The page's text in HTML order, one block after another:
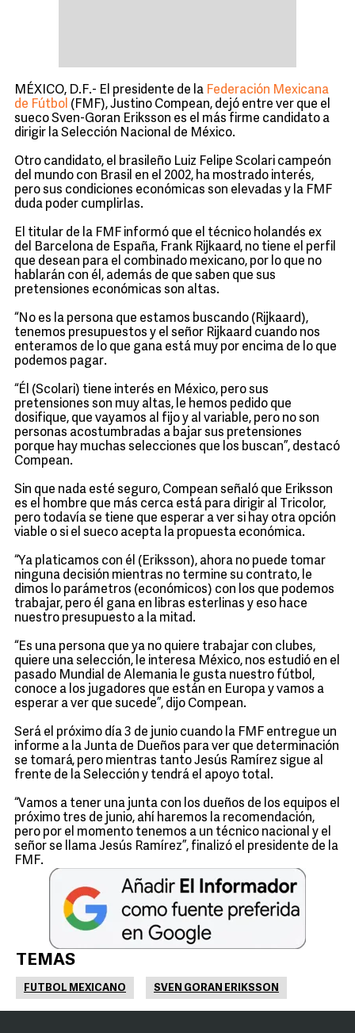
MÉXICO, D.F.- El presidente de la Federación Mexicana
de Fútbol (FMF), Justino Compean, dejó entre ver que el
sueco Sven-Goran Eriksson es el más firme candidato a
dirigir la Selección Nacional de México.
Otro candidato, el brasileño Luiz Felipe Scolari campeón
del mundo con Brasil en el 2002, ha mostrado interés,
pero sus condiciones económicas son elevadas y la FMF
duda poder cumplirlas.
El titular de la FMF informó que el técnico holandés ex
del Barcelona de España, Frank Rijkaard, no tiene el perfil
que desean para el combinado mexicano, por lo que no
hablarán con él, además de que saben que sus
pretensiones económicas son altas.
“No es la persona que estamos buscando (Rijkaard),
tenemos presupuestos y el señor Rijkaard cuando nos
enteramos de lo que gana está muy por encima de lo que
podemos pagar.
“Él (Scolari) tiene interés en México, pero sus
pretensiones son muy altas, le hemos pedido que
dosifique, que vayamos al fijo y al variable, pero no son
personas acostumbradas a bajar sus pretensiones
porque hay muchas selecciones que los buscan”, destacó
Compean.
Sin que nada esté seguro, Compean señaló que Eriksson
es el hombre que más cerca está para dirigir al Tricolor,
pero todavía se tiene que esperar a ver si hay otra opción
viable o si el sueco acepta la propuesta económica.
“Ya platicamos con él (Eriksson), ahora no puede tomar
ninguna decisión mientras no termine su contrato, le
dimos lo parámetros (económicos) con los que podemos
trabajar, pero él gana en libras esterlinas y eso hace
nuestro presupuesto a la mitad.
“Es una persona que ya no quiere trabajar con clubes,
quiere una selección, le interesa México, nos estudió en el
pasado Mundial de Alemania le gusta nuestro fútbol,
conoce a los jugadores que están en Europa y vamos a
esperar a ver que sucede”, dijo Compean.
Será el próximo día 3 de junio cuando la FMF entregue un
informe a la Junta de Dueños para ver que determinación
se tomará, pero mientras tanto Jesús Ramírez sigue al
frente de la Selección y tendrá el apoyo total.
“Vamos a tener una junta con los dueños de los equipos el
próximo tres de junio, ahí haremos la recomendación,
pero por el momento tenemos a un técnico nacional y el
señor se llama Jesús Ramírez”, finalizó el presidente de la
FMF.
TEMAS
FUTBOL MEXICANO SVEN GORAN ERIKSSON